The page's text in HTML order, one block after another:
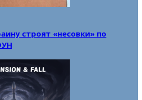
строят «несовки» по